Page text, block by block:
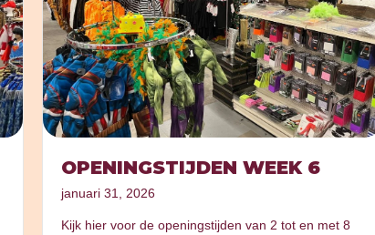
OPENINGSTIJDEN WEEK 6
januari 31, 2026
Kijk hier voor de openingstijden van 2 tot en met 8